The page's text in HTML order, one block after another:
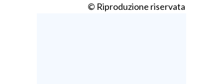
© Riproduzione riservata